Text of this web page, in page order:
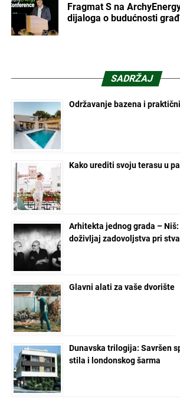
Fragmat S na
dijaloga o budućnosti
SADRŽAJ
Održavanje bazena i
Kako urediti svoju terasu u
Arhitekta jednog grada –
doživljaj zadovoljstva pri
Glavni alati za vaše dvorište
Dunavska trilogija: Savršen
stila i londonskog šarma